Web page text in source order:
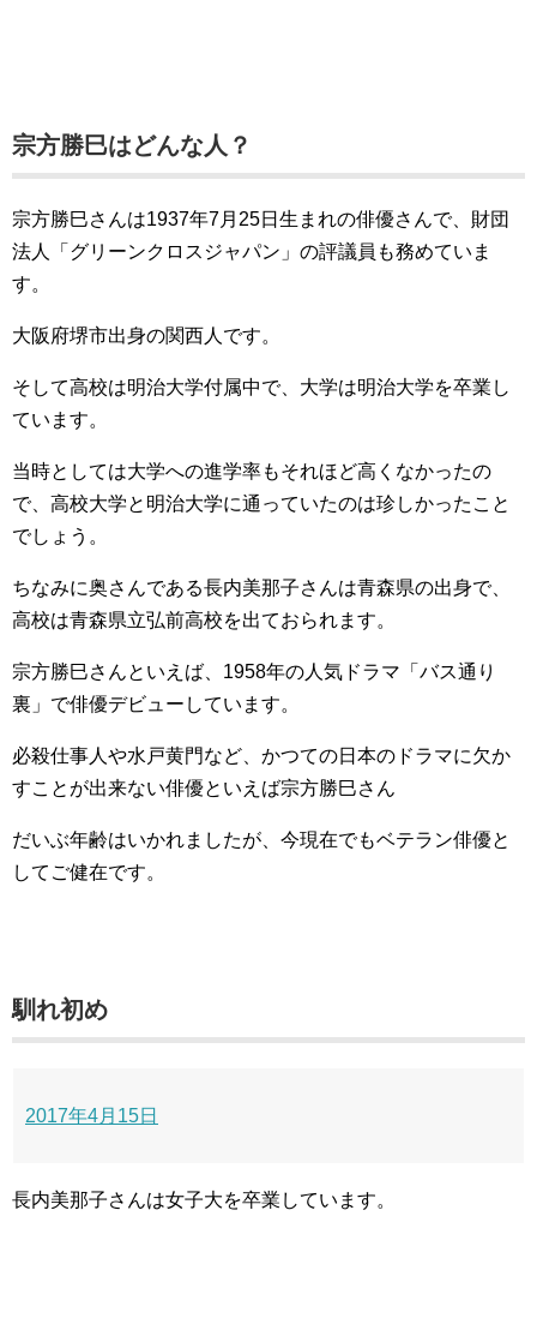
宗方勝巳はどんな人？
宗方勝巳さんは1937年7月25日生まれの俳優さんで、財団
法人「グリーンクロスジャパン」の評議員も務めていま
す。
大阪府堺市出身の関西人です。
そして高校は明治大学付属中で、大学は明治大学を卒業し
ています。
当時としては大学への進学率もそれほど高くなかったの
で、高校大学と明治大学に通っていたのは珍しかったこと
でしょう。
ちなみに奥さんである長内美那子さんは青森県の出身で、
高校は青森県立弘前高校を出ておられます。
宗方勝巳さんといえば、1958年の人気ドラマ「バス通り
裏」で俳優デビューしています。
必殺仕事人や水戸黄門など、かつての日本のドラマに欠か
すことが出来ない俳優といえば宗方勝巳さん
だいぶ年齢はいかれましたが、今現在でもベテラン俳優と
してご健在です。
馴れ初め
2017年4月15日
長内美那子さんは女子大を卒業しています。